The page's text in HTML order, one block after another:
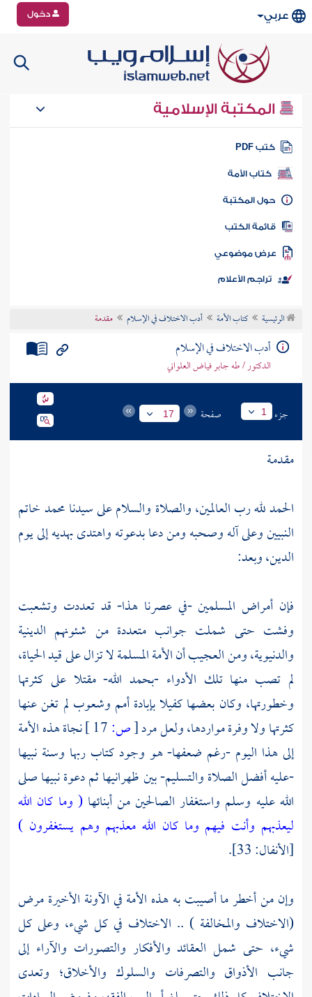
عربي دخول
المكتبة الإسلامية
كتب PDF
كتاب الأمة
المكتبة
الكتب
موضوعي
تراجم الأعلام
الرئيسية كتاب الأمة أدب الاختلاف في الإسلام مقدمة
أدب الاختلاف في الإسلام
الدكتور / طه جابر فياض العلواني
جزء 1 صفحة 17
مقـدمـة
الحمد لله رب العالمين، والصلاة والسلام على سيدنا محمد خاتم
النبيين وعلى آله وصحبه ومن دعا بدعوته واهتدى بهديه إلى يوم
الدين، وبعد:
فإن أمراض المسلمين -في عصرنا هـذا- قد تعددت وتشعبت
وفشت حتى شملت جوانب متعددة من شئونهم الدينية
والدنيوية، ومن العجيب أن الأمة المسلمة لا تزال على قيد الحياة،
لم تصب منها تلك الأدواء -بحمد الله- مقتلا على كثرتها
وخطورتها، وكان بعضها كفيلا بإبادة أمم وشعوب لم تغن عنها
كثرتها ولا وفرة مواردها، ولعل مرد[ص:
نجاة هـذه الأمة
إلى هـذا اليوم -رغم ضعفها- هـو وجود كتاب ربها وسنة نبيها
-عليه أفضل الصلاة والتسليم- بين ظهرانيها ثم دعوة نبيها صلى
الله عليه وسلم واستغفار الصالحين من أبنائها ( وما كان الله
ليعذبهم وأنت فيهم وما كان الله معذبهم وهم يستغفرون )
[الأنفال: 33].
وإن من أخطر ما أصيبت به هـذه الأمة في الآونة الأخيرة مرض
(الاختلاف والمخالفة ) .. الاختلاف في كل شيء، وعلى كل
شيء، حتى شمل العقائد والأفكار والتصورات والآراء إلى
جانب الأذواق والتصرفات والسلوك والأخلاق؛ وتعدى